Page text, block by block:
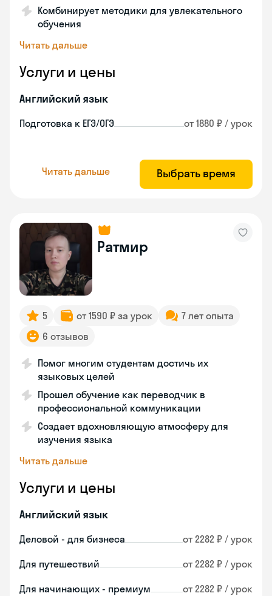
Комбинирует методики для увлекательного
обучения
Читать дальше
Услуги и цены
Английский язык
Подготовка к ЕГЭ/ОГЭ от 1880 ₽ / урок
Читать дальше Выбрать время
Ратмир
5 от 1590 ₽ за урок
7 лет опыта
6 отзывов
Помог многим студентам достичь их
языковых целей
Прошел обучение как переводчик в
профессиональной коммуникации
Создает вдохновляющую атмосферу для
изучения языка
Читать дальше
Услуги и цены
Английский язык
Деловой - для бизнеса от 2282 ₽ / урок
Для путешествий от 2282 ₽ / урок
Для начинающих - премиум от 2282 ₽ / урок